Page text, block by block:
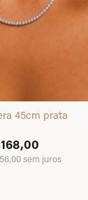
45cm prata
sem juros